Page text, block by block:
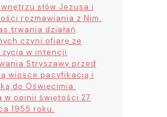
słów Jezusa i
rozmawiania z Nim.
trwania działań
czyni ofiarę ze
życia w intencji
Stryszawy przed
wiosce pacyfikacją i
do Oświęcimia.
w opinii świętości 27
1955 roku.